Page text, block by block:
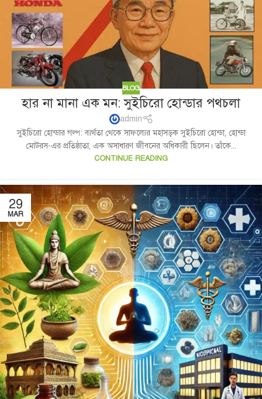
BLOG
হার না মানা এক মন: সুইচিরো হোন্ডার পথচলা
admin
সুইচিরো হোন্ডার গল্প: ব্যর্থতা থেকে সাফল্যের মহাসড়ক সুইচিরো হোন্ডা, হোন্ডা
মোটরস-এর প্রতিষ্ঠাতা, এক অসাধারণ জীবনের অধিকারী ছিলেন। তাঁকে...
CONTINUE READING
29
MAR